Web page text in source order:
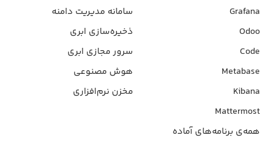
Grafana
Odoo
Code
Metabase
Kibana
Mattermost
همه‌ی برنامه‌های آماده
سامانه مدیریت دامنه
ذخیره‌سازی ابری
سرور مجازی ابری
هوش مصنوعی
مخزن نرم‌افزاری